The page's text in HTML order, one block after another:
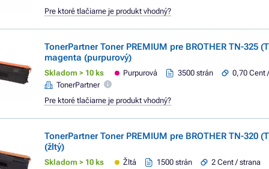
Pre ktoré tlačiarne je produkt vhodný?
TonerPartner Toner PREMIUM pre BROTHER TN-325
magenta (purpurový)
Skladom > 10 ks Purpurová 3500 strán
0,70 Cent
TonerPartner
Pre ktoré tlačiarne je produkt vhodný?
TonerPartner Toner PREMIUM pre BROTHER TN-320
(žltý)
Skladom > 10 ks Žltá 1500 strán
2 Cent / strana